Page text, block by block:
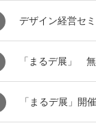
デザイン経営セ
「まるデ展」
「まるデ展」開